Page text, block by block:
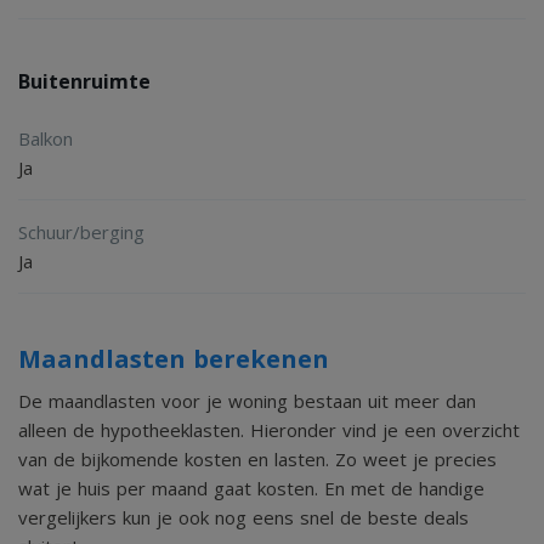
ontbindende voorwaarden (bv. Financiering) is in de regel 4
tot 6 weken na het sluiten van de mondelinge
wilsovereenkomst.
ontbindende voorwaarden bij de desbetreffende notaris te
deponeren.
Koper is te allen tijde gerechtigd voor eigen rekening een
bouwkundige keuring te (laten) verrichten dan wel andere
Buitenruimte
Balkon
Ja
Schuur/berging
Ja
Maandlasten berekenen
De maandlasten voor je woning bestaan uit meer dan
alleen de hypotheeklasten. Hieronder vind je een overzicht
van de bijkomende kosten en lasten. Zo weet je precies
wat je huis per maand gaat kosten. En met de handige
vergelijkers kun je ook nog eens snel de beste deals